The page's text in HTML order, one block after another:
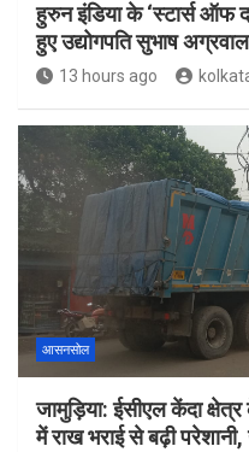
हुरुन इंडिया के ‘स्टार्स
हुए उद्योगपति सुभाष
13 hours ago
आसनसोल
जामुड़िया: ईसीएल केंदा
में राख भराई से बढ़ी